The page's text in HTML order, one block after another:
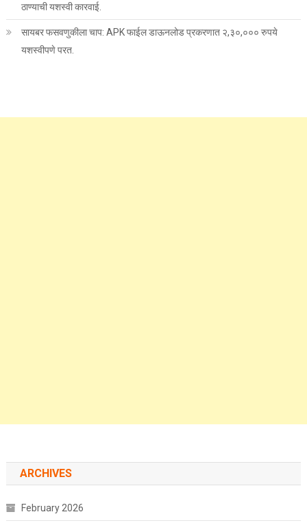
ठाण्याची यशस्वी कारवाई.
सायबर फसवणुकीला चाप: APK फाईल डाऊनलोड प्रकरणात २,३०,००० रुपये
यशस्वीपणे परत.
ARCHIVES
February 2026